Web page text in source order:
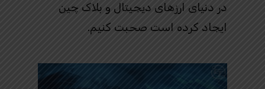
در دنیای ارزهای دیجیتال و بلاک چین
ایجاد کرده است صحبت کنیم.